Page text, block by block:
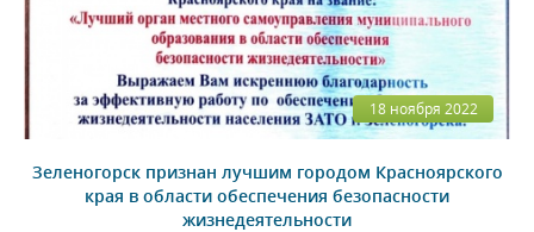
18 ноября 2022
Зеленогорск признан лучшим городом Красноярского
края в области обеспечения безопасности
жизнедеятельности